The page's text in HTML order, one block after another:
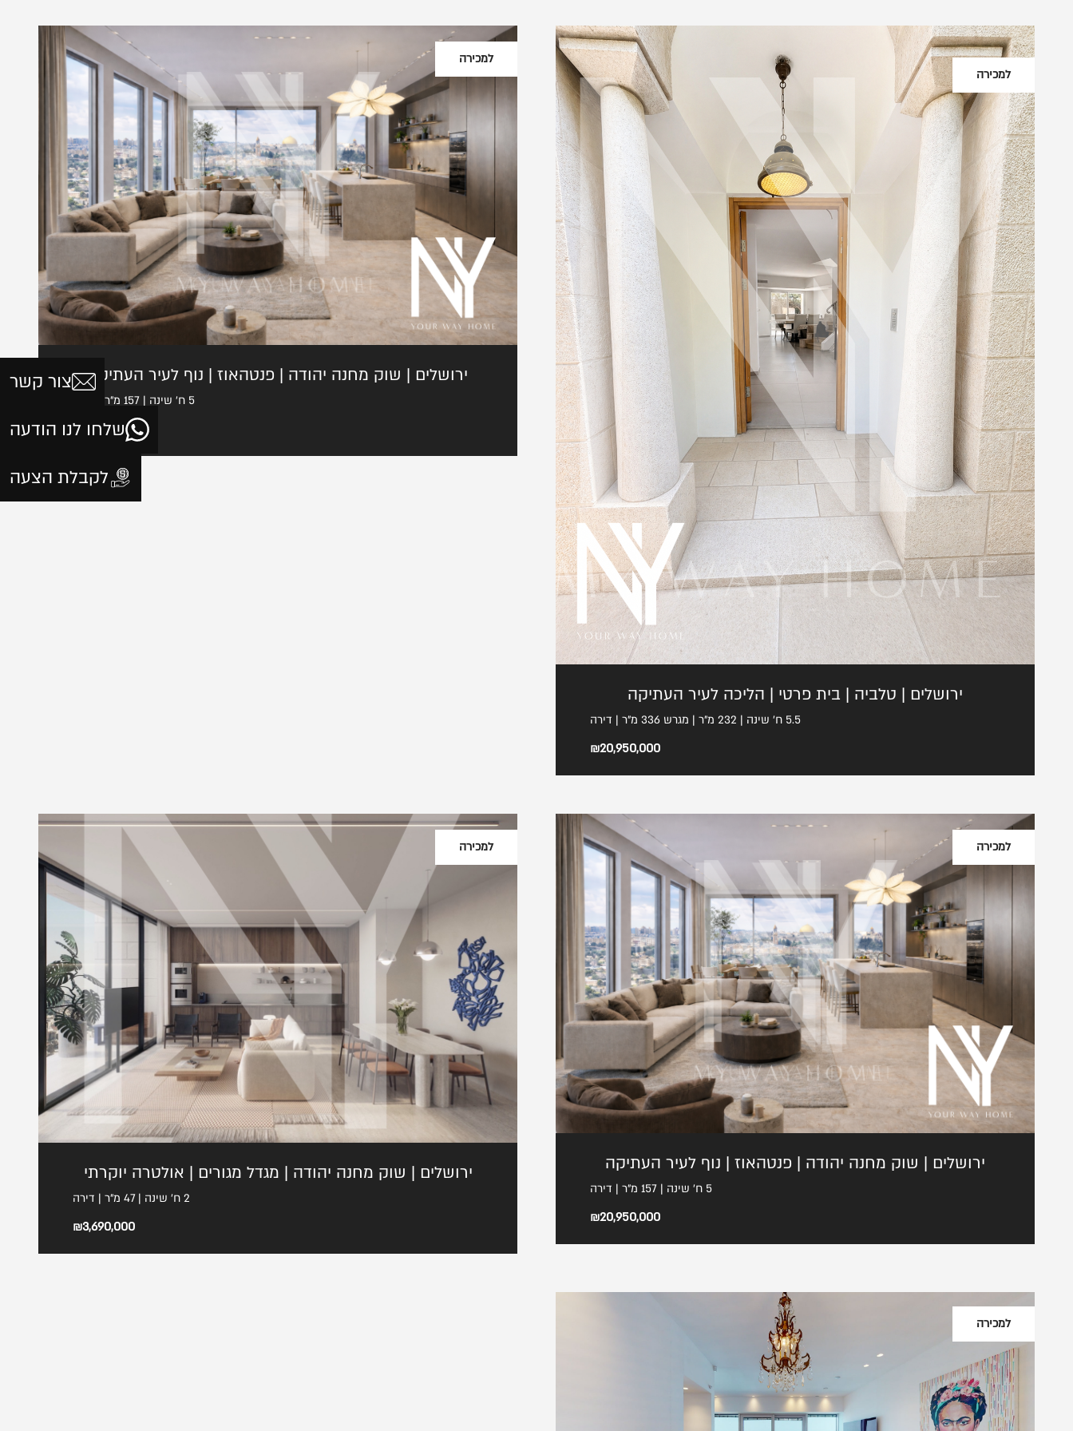
צור קשר
שלחו לנו הודעה
לקבלת הצעה
למכירה
ירושלים | טלביה | בית פרטי | הליכה לעיר העתיקה
5.5 ח' שינה | 232 מ"ר | מגרש 336 מ"ר | דירה
₪20,950,000
למכירה
ירושלים | שוק מחנה יהודה | פנטהאוז | נוף לעיר העתיקה
5 ח' שינה | 157 מ"ר | דירה
₪20,950,000
למכירה
ירושלים | שוק מחנה יהודה | פנטהאוז | נוף לעיר העתיקה
5 ח' שינה | 157 מ"ר | דירה
₪20,950,000
למכירה
ירושלים | שוק מחנה יהודה | מגדל מגורים | אולטרה יוקרתי
2 ח' שינה | 47 מ"ר | דירה
₪3,690,000
למכירה
הקודם הבא
רשום את הנכס שלך ב-NYG
ענו על כמה שאלות קצרות ונחזור אליכם
הקודם הבא
חיפוש פרויקט
פרטי יצירת קשר
גלגלי הפלדה 7, הרצליה פיתוח
053-3524653
info@nyg.co.il
מדיה חברתית
שליחת הודעה
שם מלא
מייל